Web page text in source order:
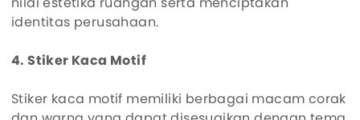
identitas perusahaan.
4. Stiker Kaca Motif
Stiker kaca motif memiliki berbagai macam corak